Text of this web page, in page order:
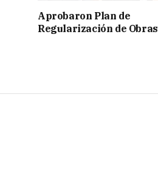
Aprobaron Plan de
Regularización de Obras